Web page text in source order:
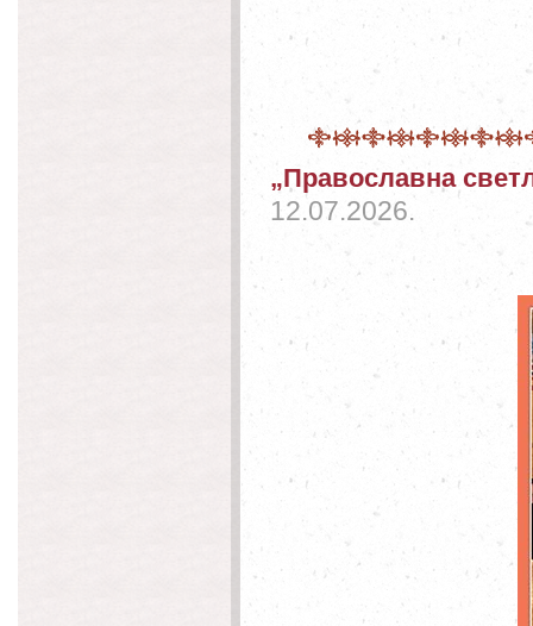
„Православна
12.07.2026.